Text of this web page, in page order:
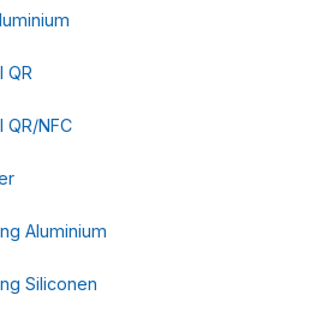
QR
NFC
Aluminium
Siliconen